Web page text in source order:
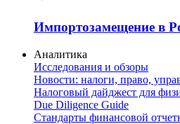
Импортозамещение в
Аналитика
Исследования и обзоры
Новости: налоги, право,
Налоговый дайджест для
Due Diligence Guide
Стандарты финансовой